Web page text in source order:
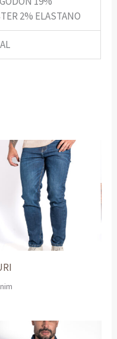
2% ELASTANO